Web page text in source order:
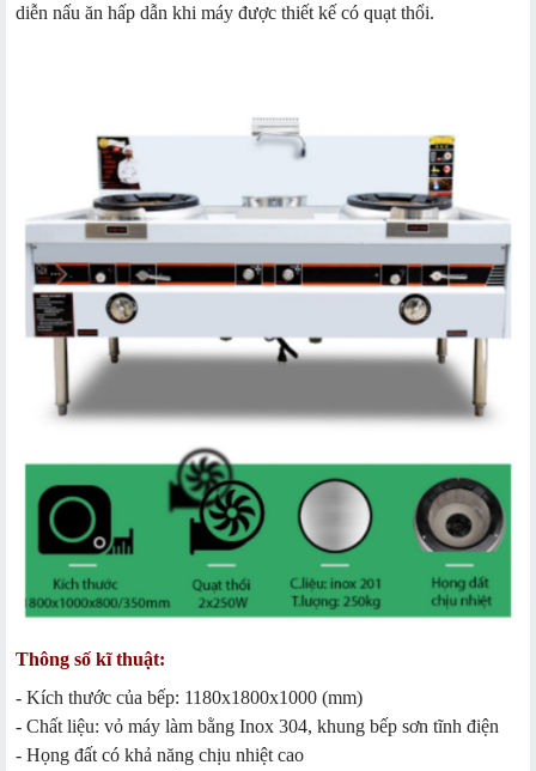
diễn nấu ăn hấp dẫn khi máy được thiết kế có quạt thổi.
Thông số kĩ thuật:
- Kích thước của bếp: 1180x1800x1000 (mm)
- Chất liệu: vỏ máy làm bằng Inox 304, khung bếp sơn tĩnh điện
- Họng đất có khả năng chịu nhiệt cao